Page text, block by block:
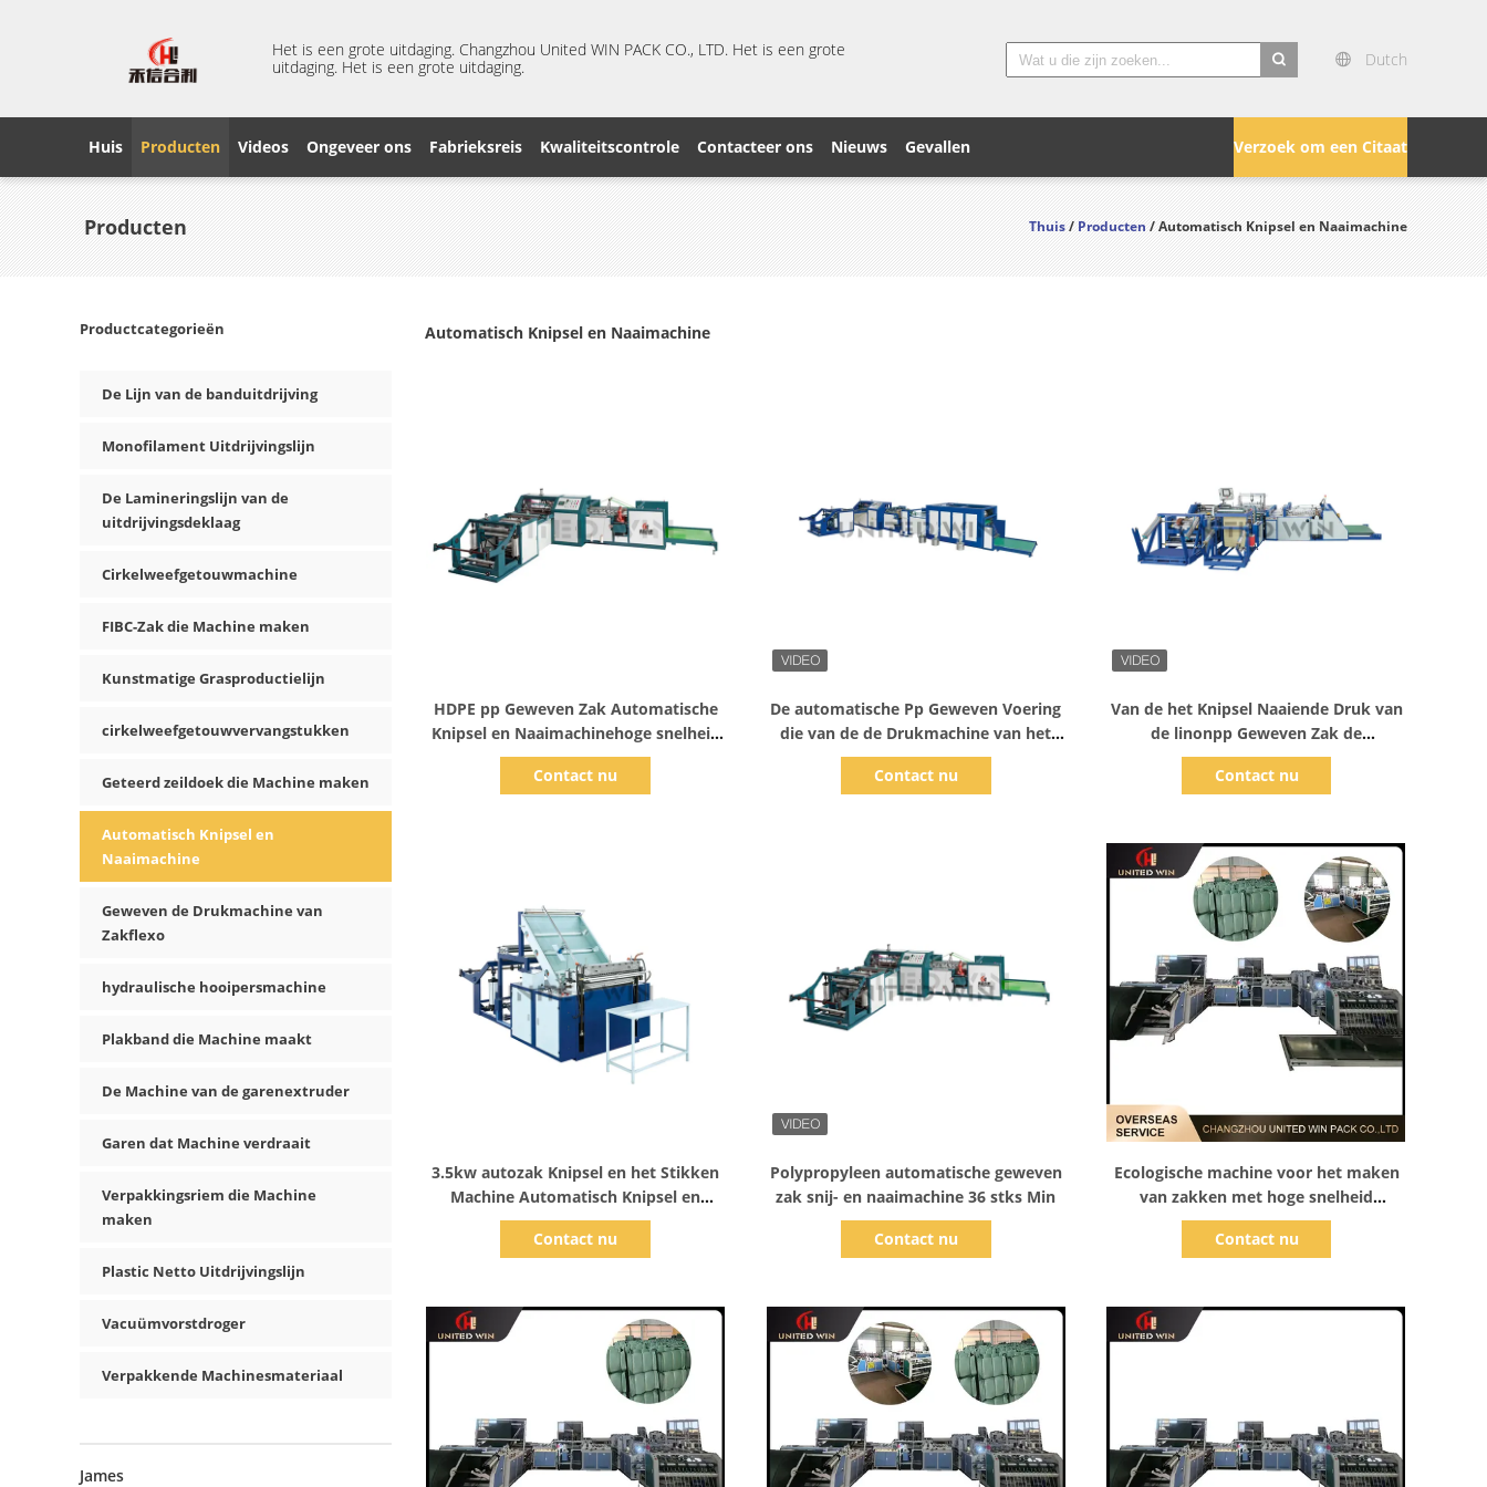
Het is een grote uitdaging. Changzhou United WIN PACK CO., LTD. Het is een grote
uitdaging. Het is een grote uitdaging.
Dutch
Verzoek om een Citaat
Huis Producten Videos Ongeveer ons Fabrieksreis Kwaliteitscontrole Contacteer ons Nieuws Gevallen
Producten Thuis/Producten/ Automatisch Knipsel en Naaimachine
Productcategorieën
De Lijn van de banduitdrijving
Monofilament Uitdrijvingslijn
De Lamineringslijn van de
uitdrijvingsdeklaag
Cirkelweefgetouwmachine
FIBC-Zak die Machine maken
Kunstmatige Grasproductielijn
cirkelweefgetouwvervangstukken
Geteerd zeildoek die Machine maken
Automatisch Knipsel en
Naaimachine
Geweven de Drukmachine van
Zakflexo
hydraulische hooipersmachine
Plakband die Machine maakt
De Machine van de garenextruder
Garen dat Machine verdraait
Verpakkingsriem die Machine
maken
Plastic Netto Uitdrijvingslijn
Vacuümvorstdroger
Verpakkende Machinesmateriaal
James
Automatisch Knipsel en Naaimachine
HDPE pp Geweven Zak Automatische
Knipsel en Naaimachinehoge snelheid
40pcs Min
Contact nu
De automatische Pp Geweven Voering
die van de de Drukmachine van het
Zakknipsel Naaiende 10kw opnemen
Contact nu
Van de het Knipsel Naaiende Druk van
de linonpp Geweven Zak de
Lijnmachine 18kw
Contact nu
3.5kw autozak Knipsel en het Stikken
Machine Automatisch Knipsel en
Naaimachine 5pc Min
Contact nu
Polypropyleen automatische geweven
zak snij- en naaimachine 36 stks Min
Contact nu
Ecologische machine voor het maken
van zakken met hoge snelheid
Vloeiende werking voor de productie
van industriële zakken
Contact nu